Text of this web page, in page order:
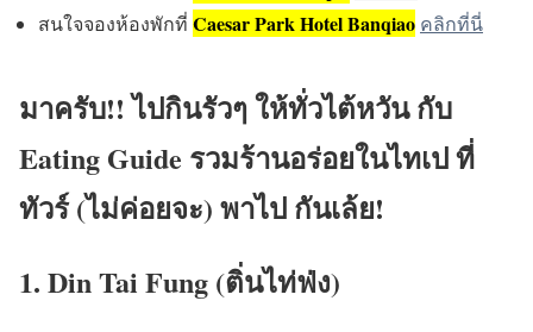
สนใจจองห้องพักที่ Caesar Park Hotel Banqiao คลิกที่นี่
มาครับ!!ไปกินรัวๆ ให้ทั่วไต้หวัน กับ
Eating Guide รวมร้านอร่อยในไทเป ที่
ทัวร์ (ไม่ค่อยจะ) พาไป กันเล้ย!
1. Din Tai Fung (ติ่นไท่ฟ่ง)